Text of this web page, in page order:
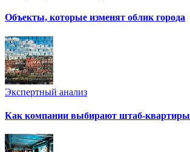
Объекты, которые изменят облик города
Экспертный анализ
Как компании выбирают штаб-квартиры